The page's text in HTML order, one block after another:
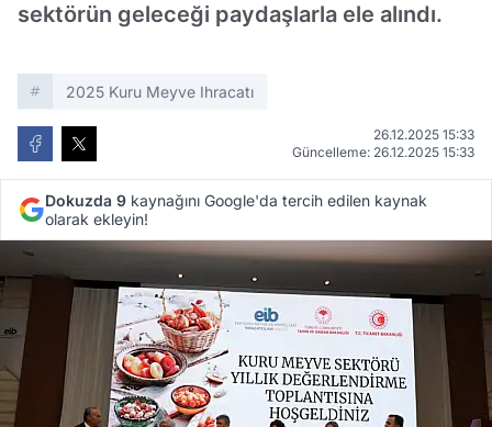
sektörün geleceği paydaşlarla ele alındı.
2025 Kuru Meyve Ihracatı
26.12.2025 15:33
Güncelleme: 26.12.2025 15:33
Dokuzda 9 kaynağını Google'da tercih edilen kaynak
olarak ekleyin!